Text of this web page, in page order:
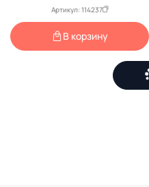
Артикул: 114237
В корзину